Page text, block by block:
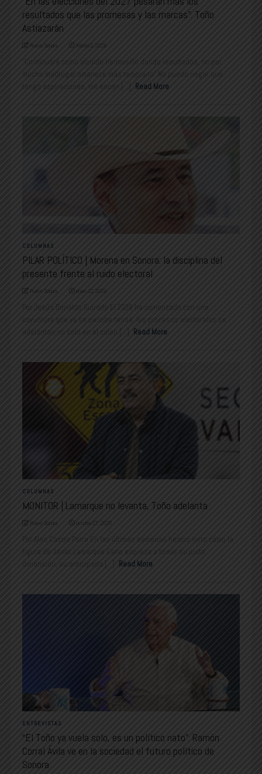
resultados que las promesas y las marcas”: Toño
Astiazarán
Nuevo Sonora febrero 2, 2026
“Continuaré como alcalde Hermosillo dando resultados, no por
mucho madrugar amanece más temprano” No puedo negar que
tengo aspiraciones, me encan [...]
Read More
COLUMNAS
PILAR POLÍTICO | Morena en Sonora: la disciplina del
presente frente al ruido electoral
Nuevo Sonora enero 12, 2026
Por Jesús Donaldo Guirado El 2026 ha comenzado con una
coyuntura que ya se percibe tensa: los procesos electorales se
adelantan no solo en el calen [...]
Read More
COLUMNAS
MONITOR | Lamarque no levanta, Toño adelanta
Nuevo Sonora octubre 27, 2025
Por Alan Castro Parra En las últimas semanas hemos visto cómo la
figura de Javier Lamarque Cano empieza a tomar su justa
dimensión, su anticipada [...]
Read More
ENTREVISTAS
“El Toño ya vuela solo, es un político nato”: Ramón
Corral Ávila ve en la sociedad el futuro político de
Sonora